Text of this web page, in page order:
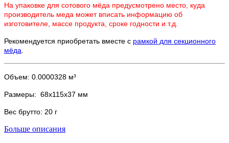
На упаковке для сотового мёда предусмотрено место, куда
производитель меда может вписать информацию об
изготовителе, массе продукта, сроке годности и т.д.
Рекомендуется приобретать вместе с рамкой для секционного
мёда
Объем: 0.0000328 м³
Размеры: 68х115х37 мм
Вес брутто: 20 г
Больше описания